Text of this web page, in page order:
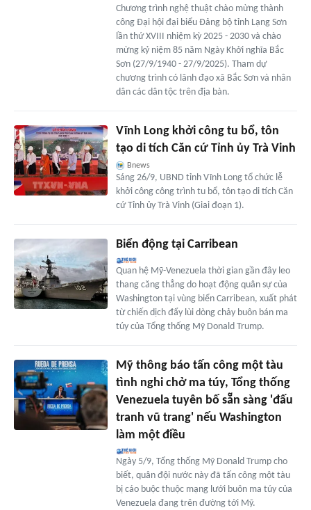
Chương trình nghệ thuật chào mừng thành
công Đại hội đại biểu Đảng bộ tỉnh Lạng Sơn
lần thứ XVIII nhiệm kỳ 2025 - 2030 và chào
mừng kỷ niệm 85 năm Ngày Khởi nghĩa Bắc
Sơn (27/9/1940 - 27/9/2025). Tham dự
chương trình có lãnh đạo xã Bắc Sơn và nhân
dân các dân tộc trên địa bàn.
Vĩnh Long khởi công tu bổ, tôn
tạo di tích Căn cứ Tỉnh ủy Trà Vinh
Bnews
Sáng 26/9, UBND tỉnh Vĩnh Long tổ chức lễ
khởi công công trình tu bổ, tôn tạo di tích Căn
cứ Tỉnh ủy Trà Vinh (Giai đoạn 1).
Biển động tại Carribean
Quan hệ Mỹ-Venezuela thời gian gần đây leo
thang căng thẳng do hoạt động quân sự của
Washington tại vùng biển Carribean, xuất phát
từ chiến dịch đẩy lùi dòng chảy buôn bán ma
túy của Tổng thống Mỹ Donald Trump.
Mỹ thông báo tấn công một tàu
tình nghi chở ma túy, Tổng thống
Venezuela tuyên bố sẵn sàng 'đấu
tranh vũ trang' nếu Washington
làm một điều
Ngày 5/9, Tổng thống Mỹ Donald Trump cho
biết, quân đội nước này đã tấn công một tàu
bị cáo buộc thuộc mạng lưới buôn ma túy của
Venezuela đang trên đường tới Mỹ.